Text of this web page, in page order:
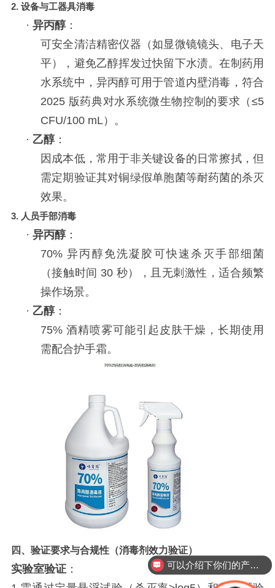
2. 设备与工器具消毒
· 异丙醇：
可安全清洁精密仪器（如显微镜镜头、电子天
平），避免乙醇挥发过快留下水渍。在制药用
水系统中，异丙醇可用于管道内壁消毒，符合
2025 版药典对水系统微生物控制的要求（≤5
CFU/100 mL）。
· 乙醇：
因成本低，常用于非关键设备的日常擦拭，但
需定期验证其对铜绿假单胞菌等耐药菌的杀灭
效果。
3. 人员手部消毒
· 异丙醇：
70% 异丙醇免洗凝胶可快速杀灭手部细菌
（接触时间 30 秒），且无刺激性，适合频繁
操作场景。
· 乙醇：
75% 酒精喷雾可能引起皮肤干燥，长期使用
需配合护手霜。
四、验证要求与合规性（消毒剂效力验证）
实验室验证：
可以介绍下你们的产品么？
你们是怎么收费的呢？